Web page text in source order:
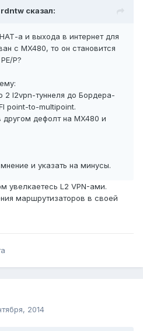
сказал:
а и выхода в интернет для
с MX480, то он становится
P?
2 l2vpn-туннеля до Бордера-
point-to-multipoint.
дефолт на MX480 и
и указать на минусы.
увелкаетесь L2 VPN-ами.
маршрутизаторов в своей
2014